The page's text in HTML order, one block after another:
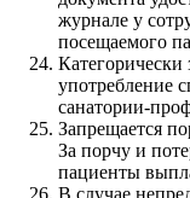
журнале у
посещаемого
Категорически
употребление
санатории-
Запрещается
За порчу и
пациенты
В случае